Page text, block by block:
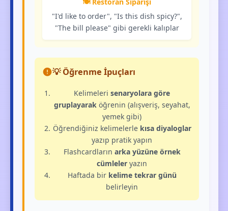
"I'd like to order", "Is this dish spicy?",
"The bill please" gibi gerekli kalıplar
💡 Öğrenme İpuçları
Kelimelerisenaryolara göre
gruplayaraköğrenin (alışveriş, seyahat,
yemek gibi)
Öğrendiğiniz kelimelerle kısa diyaloglar
yazıp pratik yapın
Flashcardların arka yüzüne örnek
cümleler yazın
Haftada bir kelime tekrar günü
belirleyin